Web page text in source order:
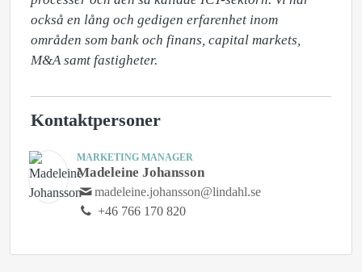
också en lång och gedigen erfarenhet inom
områden som bank och finans, capital markets,
M&A samt fastigheter.
Kontaktpersoner
MARKETING MANAGER
Madeleine Johansson
madeleine.johansson@lindahl.se
+46 766 170 820